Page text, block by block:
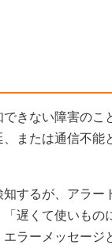
きない障害のこ
または通信不能
するが、アラー
遅くて使いもの
ラーメッセージ